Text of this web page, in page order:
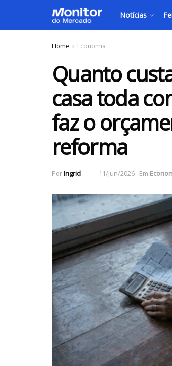
Notícias
Home Economia
Quanto
casa toda
faz o
reforma
PorIngrid 11/jun/2026 Em